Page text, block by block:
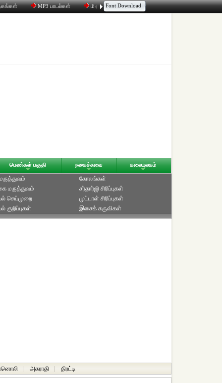
MP3 பாடல்கள் மின்னஞ்சல் திரட்டி உரையாடல்
Font Download
பெண்கள் பகுதி நகைச்சுவை கலையுலகம்
மருத்துவம்
செய்முறை
குறிப்புகள்
கோலங்கள்
சர்தார்ஜி சிரிப்புகள்
முட்டாள் சிரிப்புகள்
இசைக் கருவிகள்
அகராதி திரட்டி